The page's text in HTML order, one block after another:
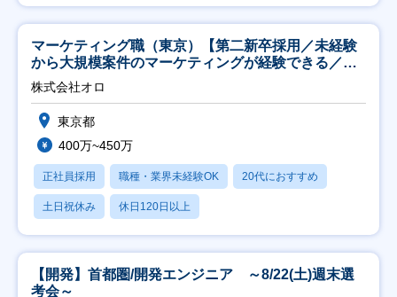
マーケティング職（東京）【第二新卒採用／未経験
から大規模案件のマーケティングが経験できる／研
修充実】
株式会社オロ
東京都
400万~450万
正社員採用 職種・業界未経験OK 20代におすすめ
土日祝休み 休日120日以上
【開発】首都圏/開発エンジニア ～8/22(土)週末選
考会～